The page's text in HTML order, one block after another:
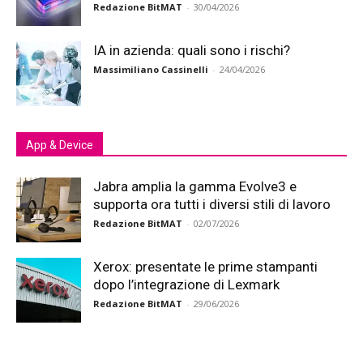
Redazione BitMAT - 30/04/2026
IA in azienda: quali sono i rischi?
Massimiliano Cassinelli - 24/04/2026
App & Device
Jabra amplia la gamma Evolve3 e
supporta ora tutti i diversi stili di lavoro
Redazione BitMAT - 02/07/2026
Xerox: presentate le prime stampanti
dopo l’integrazione di Lexmark
Redazione BitMAT - 29/06/2026